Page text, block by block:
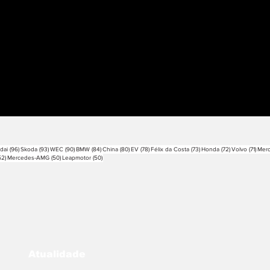
(96)96 posts
Skoda (93)93 posts
WEC (90)90 posts
BMW (84)84 posts
China (80)80 posts
EV (78)78 posts
Félix da Costa (73)73 posts
Honda (72)72 posts
Volvo (71)71
52 posts
Mercedes-AMG (50)50 posts
Leapmotor (50)50 posts